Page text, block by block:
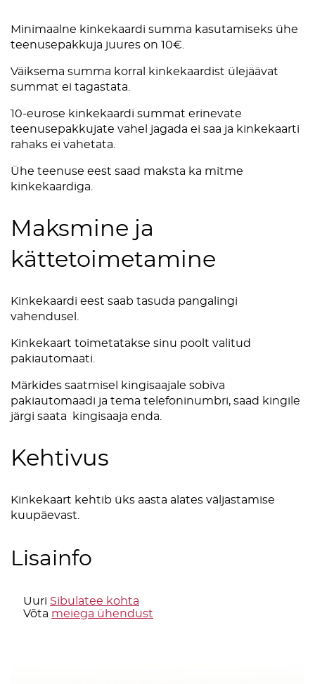
Minimaalne kinkekaardi summa kasutamiseks ühe
teenusepakkuja juures on 10€.
Väiksema summa korral kinkekaardist ülejäävat
summat ei tagastata.
10-eurose kinkekaardi summat erinevate
teenusepakkujate vahel jagada ei saa ja kinkekaarti
rahaks ei vahetata.
Ühe teenuse eest saad maksta ka mitme
kinkekaardiga.
Maksmine ja
kättetoimetamine
Kinkekaardi eest saab tasuda pangalingi
vahendusel.
Kinkekaart toimetatakse sinu poolt valitud
pakiautomaati.
Märkides saatmisel kingisaajale sobiva
pakiautomaadi ja tema telefoninumbri, saad kingile
järgi saata kingisaaja enda.
Kehtivus
Kinkekaart kehtib üks aasta alates väljastamise
kuupäevast.
Lisainfo
Uuri Sibulatee kohta
Võta meiega ühendust